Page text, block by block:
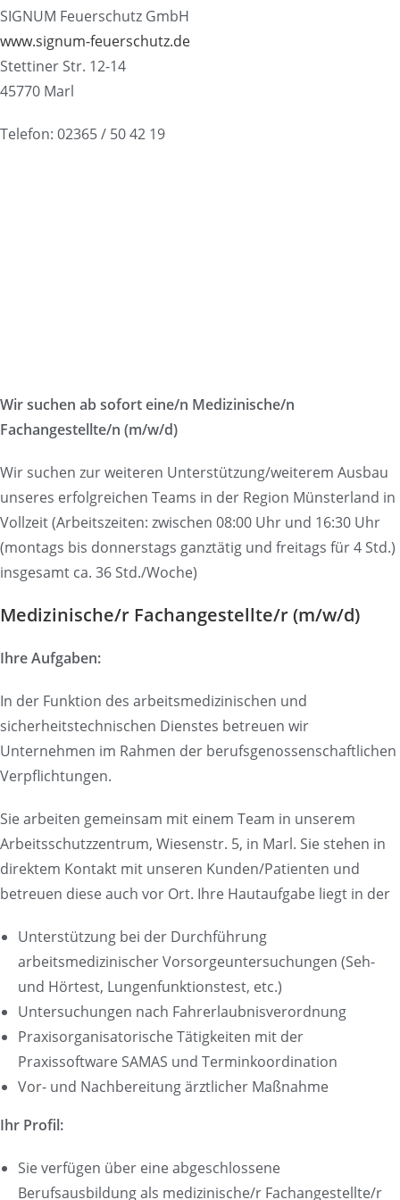
SIGNUM Feuerschutz GmbH
www.signum-feuerschutz.de
Stettiner Str. 12-14
45770 Marl
Telefon: 02365 / 50 42 19
Wir suchen ab sofort eine/n Medizinische/n
Fachangestellte/n (m/w/d)
Wir suchen zur weiteren Unterstützung/weiterem Ausbau
unseres erfolgreichen Teams in der Region Münsterland in
Vollzeit (Arbeitszeiten: zwischen 08:00 Uhr und 16:30 Uhr
(montags bis donnerstags ganztätig und freitags für 4 Std.)
insgesamt ca. 36 Std./Woche)
Medizinische/r Fachangestellte/r (m/w/d)
Ihre Aufgaben:
In der Funktion des arbeitsmedizinischen und
sicherheitstechnischen Dienstes betreuen wir
Unternehmen im Rahmen der berufsgenossenschaftlichen
Verpflichtungen.
Sie arbeiten gemeinsam mit einem Team in unserem
Arbeitsschutzzentrum, Wiesenstr. 5, in Marl. Sie stehen in
direktem Kontakt mit unseren Kunden/Patienten und
betreuen diese auch vor Ort. Ihre Hautaufgabe liegt in der
Unterstützung bei der Durchführung
arbeitsmedizinischer Vorsorgeuntersuchungen (Seh-
und Hörtest, Lungenfunktionstest, etc.)
Untersuchungen nach Fahrerlaubnisverordnung
Praxisorganisatorische Tätigkeiten mit der
Praxissoftware SAMAS und Terminkoordination
Vor- und Nachbereitung ärztlicher Maßnahme
Ihr Profil:
Sie verfügen über eine abgeschlossene
Berufsausbildung als medizinische/r Fachangestellte/r